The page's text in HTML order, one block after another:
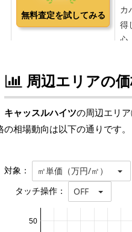
周辺エリアの
キャッスルハイツの周辺エリ
の相場動向は以下の通りです。
対象： ㎡単価（万円/㎡）
タッチ操作： OFF
50